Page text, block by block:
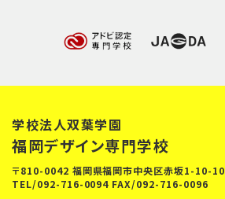
学校法人双葉学園
福岡デザイン専門学校
〒810-0042 福岡県福岡市中央区赤坂1-10-10
TEL/092-716-0094 FAX/092-716-0096